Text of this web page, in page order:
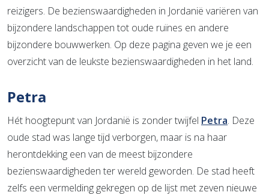
reizigers. De bezienswaardigheden in Jordanië variëren van
bijzondere landschappen tot oude ruïnes en andere
bijzondere bouwwerken. Op deze pagina geven we je een
overzicht van de leukste bezienswaardigheden in het land.
Petra
Hét hoogtepunt van Jordanië is zonder twijfel Petra. Deze
oude stad was lange tijd verborgen, maar is na haar
herontdekking een van de meest bijzondere
bezienswaardigheden ter wereld geworden. De stad heeft
zelfs een vermelding gekregen op de lijst met zeven nieuwe